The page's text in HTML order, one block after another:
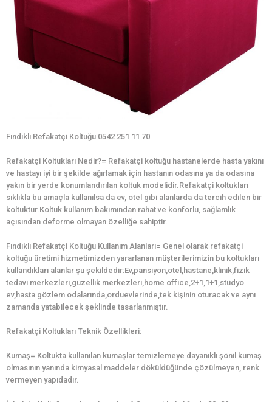
Fındıklı Refakatçi Koltuğu 0542 251 11 70
Refakatçi Koltukları Nedir?= Refakatçi koltuğu hastanelerde hasta yakını
ve hastayı iyi bir şekilde ağırlamak için hastanın odasına ya da odasına
yakın bir yerde konumlandırılan koltuk modelidir.Refakatçi koltukları
sıklıkla bu amaçla kullanılsa da ev, otel gibi alanlarda da tercih edilen bir
koltuktur.Koltuk kullanım bakımından rahat ve konforlu, sağlamlık
açısından deforme olmayan özelliğe sahiptir.
Fındıklı Refakatçi Koltuğu Kullanım Alanları= Genel olarak refakatçi
koltuğu üretimi hizmetimizden yararlanan müşterilerimizin bu koltukları
kullandıkları alanlar şu şekildedir:Ev,pansiyon,otel,hastane,klinik,fizik
tedavi merkezleri,güzellik merkezleri,home office,2+1,1+1,stüdyo
ev,hasta gözlem odalarında,orduevlerinde,tek kişinin oturacak ve aynı
zamanda yatabilecek şeklinde tasarlanmıştır.
Refakatçi Koltukları Teknik Özellikleri:
Kumaş= Koltukta kullanılan kumaşlar temizlemeye dayanıklı şönil kumaş
olmasının yanında kimyasal maddeler döküldüğünde çözülmeyen, renk
vermeyen yapıdadır.